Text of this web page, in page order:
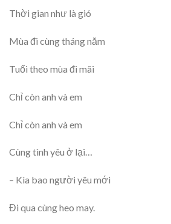
Thời gian như là gió
Mùa đi cùng tháng năm
Tuổi theo mùa đi mãi
Chỉ còn anh và em
Chỉ còn anh và em
Cùng tình yêu ở lại…
– Kìa bao người yêu mới
Đi qua cùng heo may.